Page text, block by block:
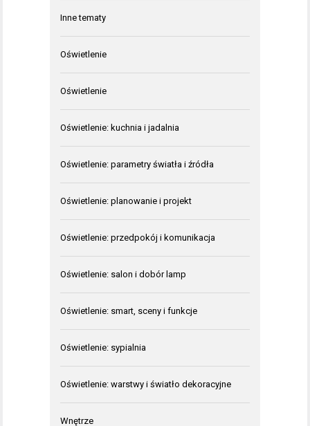
Inne tematy
Oświetlenie
Oświetlenie
Oświetlenie: kuchnia i jadalnia
Oświetlenie: parametry światła i źródła
Oświetlenie: planowanie i projekt
Oświetlenie: przedpokój i komunikacja
Oświetlenie: salon i dobór lamp
Oświetlenie: smart, sceny i funkcje
Oświetlenie: sypialnia
Oświetlenie: warstwy i światło dekoracyjne
Wnętrze